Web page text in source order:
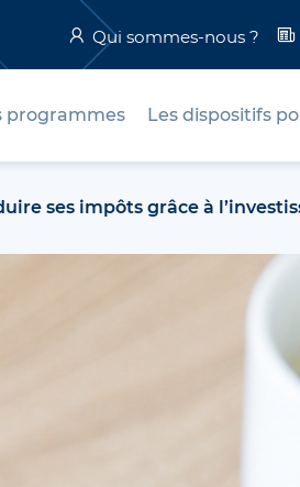
Qui sommes-nous ?
programmes Les dispositifs
ses impôts grâce à